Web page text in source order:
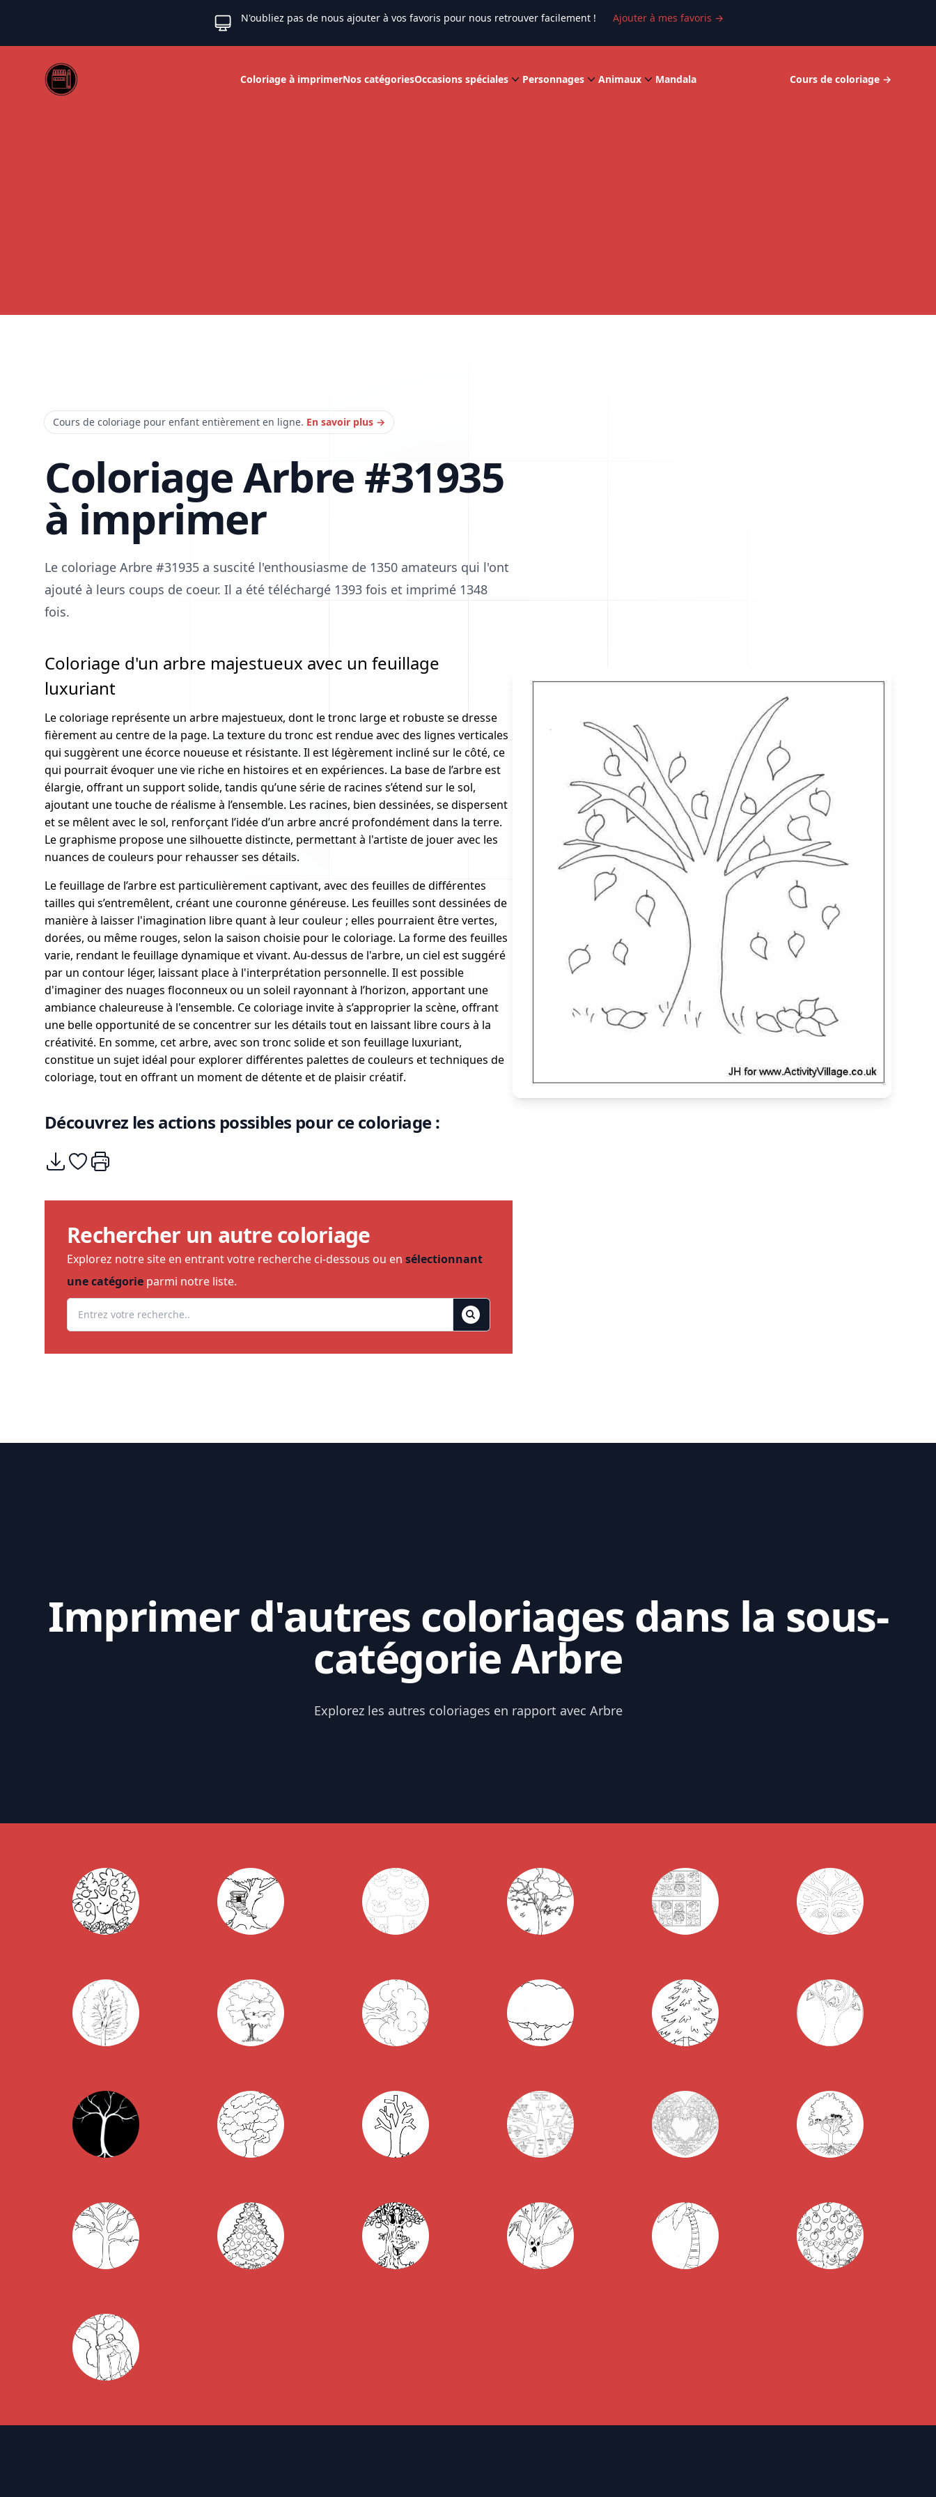
N'oubliez pas de nous ajouter à vos favoris pour nous retrouver facilement ! Ajouter à mes favoris →
Web coloriage
Coloriage à imprimerNos catégoriesOccasions spéciales Personnages Animaux Mandala Cours de coloriage →
Cours de coloriage pour enfant entièrement en ligne. En savoir plus →
Coloriage Arbre #31935
à imprimer
Le coloriage Arbre #31935 a suscité l'enthousiasme de 1350 amateurs qui l'ont
ajouté à leurs coups de coeur. Il a été téléchargé 1393 fois et imprimé 1348
fois.
Coloriage d'un arbre majestueux avec un feuillage
luxuriant
Le coloriage représente un arbre majestueux, dont le tronc large et robuste se dresse
fièrement au centre de la page. La texture du tronc est rendue avec des lignes verticales
qui suggèrent une écorce noueuse et résistante. Il est légèrement incliné sur le côté, ce
qui pourrait évoquer une vie riche en histoires et en expériences. La base de l’arbre est
élargie, offrant un support solide, tandis qu’une série de racines s’étend sur le sol,
ajoutant une touche de réalisme à l’ensemble. Les racines, bien dessinées, se dispersent
et se mêlent avec le sol, renforçant l’idée d’un arbre ancré profondément dans la terre.
Le graphisme propose une silhouette distincte, permettant à l'artiste de jouer avec les
nuances de couleurs pour rehausser ses détails.
Le feuillage de l’arbre est particulièrement captivant, avec des feuilles de différentes
tailles qui s’entremêlent, créant une couronne généreuse. Les feuilles sont dessinées de
manière à laisser l'imagination libre quant à leur couleur ; elles pourraient être vertes,
dorées, ou même rouges, selon la saison choisie pour le coloriage. La forme des feuilles
varie, rendant le feuillage dynamique et vivant. Au-dessus de l'arbre, un ciel est suggéré
par un contour léger, laissant place à l'interprétation personnelle. Il est possible
d'imaginer des nuages floconneux ou un soleil rayonnant à l’horizon, apportant une
ambiance chaleureuse à l'ensemble. Ce coloriage invite à s’approprier la scène, offrant
une belle opportunité de se concentrer sur les détails tout en laissant libre cours à la
créativité. En somme, cet arbre, avec son tronc solide et son feuillage luxuriant,
constitue un sujet idéal pour explorer différentes palettes de couleurs et techniques de
coloriage, tout en offrant un moment de détente et de plaisir créatif.
Découvrez les actions possibles pour ce coloriage :
Télécharger
Ajouter à mes coups de coeurs
Imprimer
Rechercher un autre coloriage
Explorez notre site en entrant votre recherche ci-dessous ou en sélectionnant
une catégorie parmi notre liste.
Imprimer d'autres coloriages dans la sous-
catégorie Arbre
Explorez les autres coloriages en rapport avec Arbre